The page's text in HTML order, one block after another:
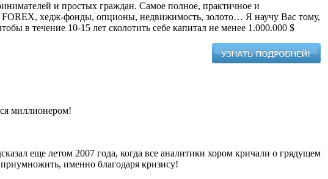
и простых граждан. Самое полное, практичное и
хедж-фонды, опционы, недвижимость, золото… Я научу Вас тому,
в течение 10-15 лет сколотить себе капитал не менее 1.000.000 $
миллионером!
еще летом 2007 года, когда все аналитики хором кричали о грядущем
именно благодаря кризису!